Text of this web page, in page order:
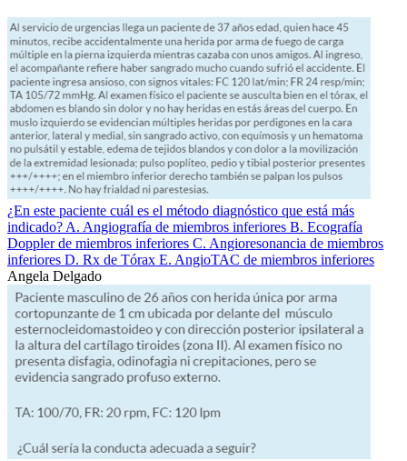
¿En este paciente cuál es el método diagnóstico que está más
indicado? A. Angiografía de miembros inferiores B. Ecografía
Doppler de miembros inferiores C. Angioresonancia de miembros
inferiores D. Rx de Tórax E. AngioTAC de miembros inferiores
Angela Delgado